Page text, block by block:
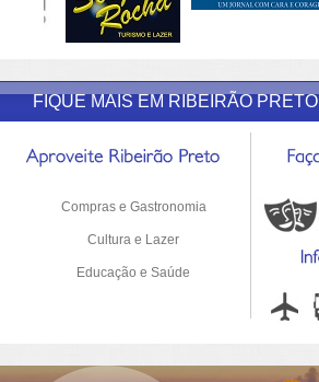
FIQUE MAIS EM RIBEIRÃO PRETO
Compras e Gastronomia
Cultura e Lazer
Educação e Saúde